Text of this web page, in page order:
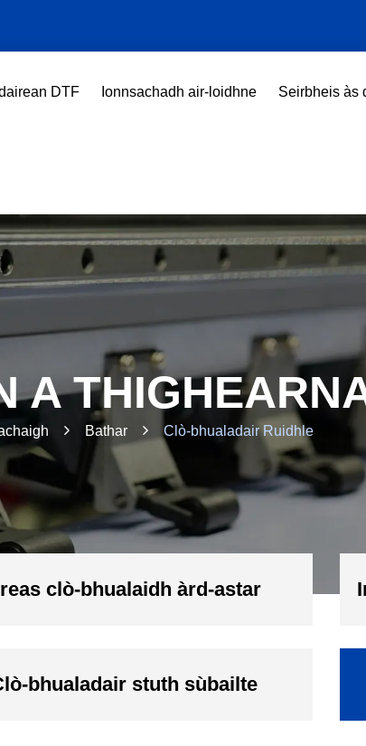
DTF Ionnsachadh air-loidhne Seirbheis às
A
Bathar Clò-bhualadair Ruidhle
clò-bhualaidh àrd-astar
bhualadair stuth sùbailte